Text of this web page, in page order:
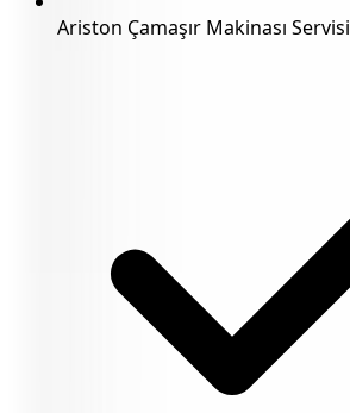
Ariston Çamaşır Makinası Servisi